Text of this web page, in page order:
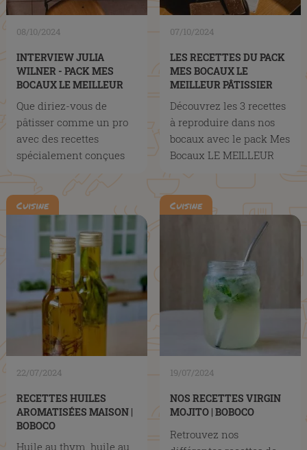
08/10/2024
INTERVIEW JULIA
WILNER - PACK MES
BOCAUX LE MEILLEUR
Que diriez-vous de
pâtisser comme un pro
avec des recettes
spécialement conçues
pour des bocaux ?
07/10/2024
LES RECETTES DU PACK
MES BOCAUX LE
MEILLEUR PÂTISSIER
Découvrez les 3 recettes
à reproduire dans nos
bocaux avec le pack Mes
Bocaux LE MEILLEUR
PÂTISSIER
22/07/2024
RECETTES HUILES
AROMATISÉES MAISON |
BOBOCO
Cuisine
Huile au thym, huile au
19/07/2024
NOS RECETTES VIRGIN
MOJITO | BOBOCO
Cuisine
Retrouvez nos